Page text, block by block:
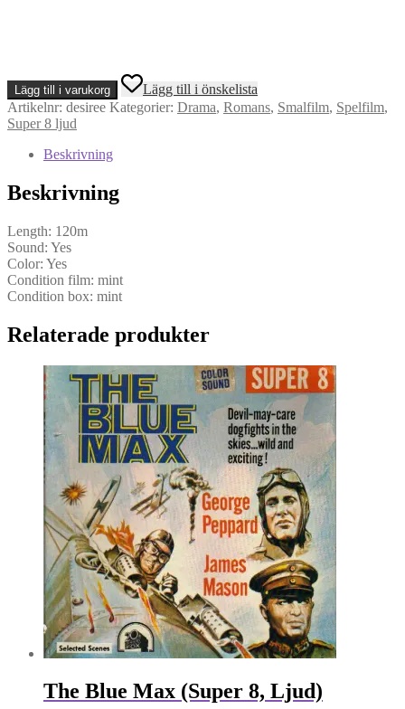
Désirée
(Super
8,
Ljud)
Lägg till i varukorg
Lägg till i önskelista
Artikelnr: desiree Kategorier: Drama, Romans, Smalfilm, Spelfilm,
Super 8 ljud
Beskrivning
Beskrivning
Length: 120m
Sound: Yes
Color: Yes
Condition film: mint
Condition box: mint
Relaterade produkter
The Blue Max (Super 8, Ljud)